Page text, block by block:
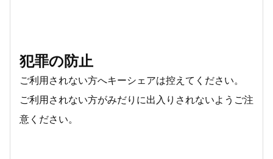
犯罪の防止
ご利用されない方へキーシェアは控えてください。
ご利用されない方がみだりに出入りされないようご注
意ください。